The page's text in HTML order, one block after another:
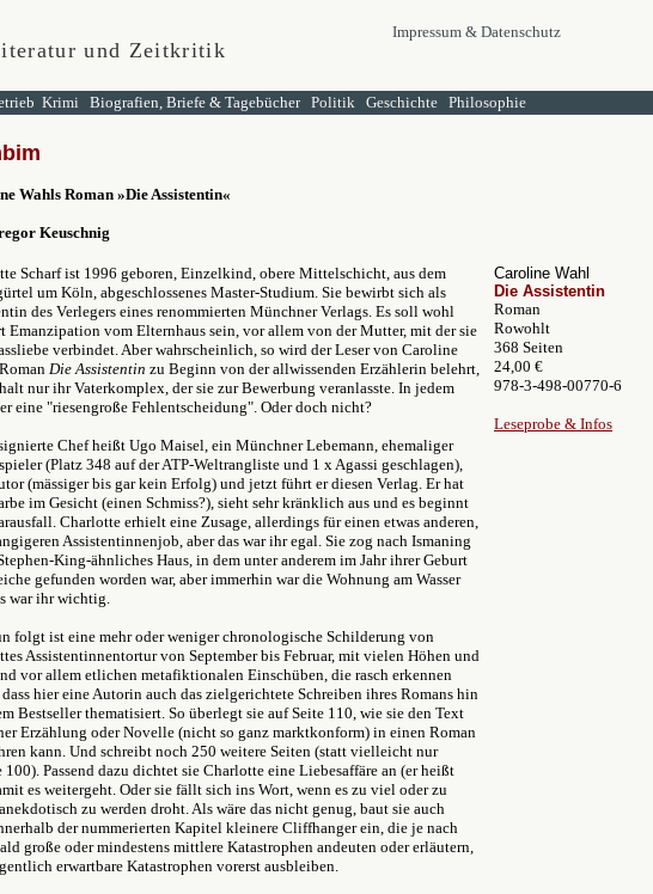
und Zeitkritik
Impressum & Datenschutz
Krimi Biografien, Briefe & Tagebücher Politik Geschichte Philosophie
Wahls Roman»Die Assistentin«
Keuschnig
Scharf ist 1996 geboren, Einzelkind, obere Mittelschicht, aus dem
um Köln, abgeschlossenes Master-Studium. Sie bewirbt sich als
des Verlegers eines renommierten Münchner Verlags. Es soll wohl
Emanzipation vom Elternhaus sein, vor allem von der Mutter, mit der sie
verbindet. Aber wahrscheinlich, so wird der Leser von Caroline
Die Assistentin zu Beginn von der allwissenden Erzählerin belehrt,
nur ihr Vaterkomplex, der sie zur Bewerbung veranlasste. In jedem
eine "riesengroße Fehlentscheidung". Oder doch nicht?
Chef heißt Ugo Maisel, ein Münchner Lebemann, ehemaliger
(Platz 348 auf der ATP-Weltrangliste und 1 x Agassi geschlagen),
(mässiger bis gar kein Erfolg) und jetzt führt er diesen Verlag. Er hat
im Gesicht (einen Schmiss?), sieht sehr kränklich aus und es beginnt
Charlotte erhielt eine Zusage, allerdings für einen etwas anderen,
Assistentinnenjob, aber das war ihr egal. Sie zog nach Ismaning
King-ähnliches Haus, in dem unter anderem im Jahr ihrer Geburt
gefunden worden war, aber immerhin war die Wohnung am Wasser
war ihr wichtig.
folgt ist eine mehr oder weniger chronologische Schilderung von
Assistentinnentortur von September bis Februar, mit vielen Höhen und
vor allem etlichen metafiktionalen Einschüben, die rasch erkennen
dass hier eine Autorin auch das zielgerichtete Schreiben ihres Romans hin
Bestseller thematisiert. So überlegt sie auf Seite 110, wie sie den Text
Erzählung oder Novelle (nicht so ganz marktkonform) in einen Roman
kann. Und schreibt noch 250 weitere Seiten (statt vielleicht nur
100). Passend dazu dichtet sie Charlotte eine Liebesaffäre an (er heißt
es weitergeht. Oder sie fällt sich ins Wort, wenn es zu viel oder zu
zu werden droht. Als wäre das nicht genug, baut sie auch
der nummerierten Kapitel kleinere Cliffhanger ein, die je nach
große oder mindestens mittlere Katastrophen andeuten oder erläutern,
erwartbare Katastrophen vorerst ausbleiben.
Caroline Wahl
Die Assistentin
Roman
Rowohlt
368 Seiten
24,00 €
978-3-498-00770-6
Leseprobe & Infos